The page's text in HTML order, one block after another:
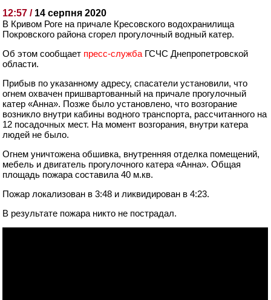
12:57 / 14 серпня 2020
В Кривом Роге на причале Кресовского водохранилища
Покровского района сгорел прогулочный водный катер.
Об этом сообщает пресс-служба ГСЧС Днепропетровской
области.
Прибыв по указанному адресу, спасатели установили, что
огнем охвачен пришвартованный на причале прогулочный
катер «Анна». Позже было установлено, что возгорание
возникло внутри кабины водного транспорта, рассчитанного на
12 посадочных мест. На момент возгорания, внутри катера
людей не было.
Огнем уничтожена обшивка, внутренняя отделка помещений,
мебель и двигатель прогулочного катера «Анна». Общая
площадь пожара составила 40 м.кв.
Пожар локализован в 3:48 и ликвидирован в 4:23.
В результате пожара никто не пострадал.